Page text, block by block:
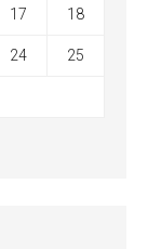
17 18
24 25